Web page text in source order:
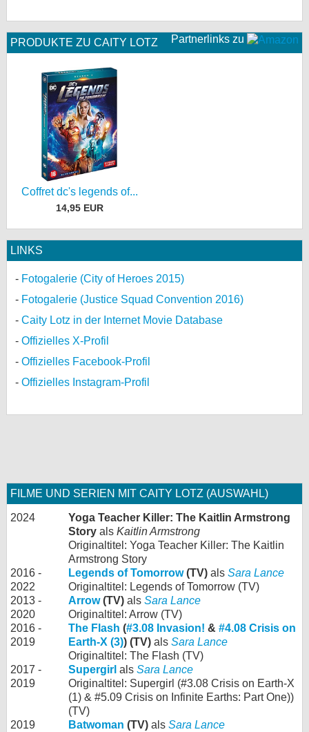
Partnerlinks zu
PRODUKTE ZU CAITY LOTZ
Coffret dc's legends of...
14,95 EUR
LINKS
Fotogalerie (City of Heroes 2015)
Fotogalerie (Justice Squad Convention 2016)
Caity Lotz in der Internet Movie Database
Offizielles X-Profil
Offizielles Facebook-Profil
Offizielles Instagram-Profil
FILME UND SERIEN MIT CAITY LOTZ (AUSWAHL)
2024
Yoga Teacher Killer: The Kaitlin Armstrong
Story als Kaitlin Armstrong
Originaltitel: Yoga Teacher Killer: The Kaitlin
Armstrong Story
2016 -
2022
Legends of Tomorrow(TV) als Sara Lance
Originaltitel: Legends of Tomorrow (TV)
2013 -
2020
Arrow(TV) als Sara Lance
Originaltitel: Arrow (TV)
2016 -
2019
The Flash (#3.08 Invasion! & #4.08 Crisis on
Earth-X (3)) (TV) als Sara Lance
Originaltitel: The Flash (TV)
2017 -
2019
Supergirl als Sara Lance
Originaltitel: Supergirl (#3.08 Crisis on Earth-X
(1) & #5.09 Crisis on Infinite Earths: Part One))
(TV)
2019
Batwoman (TV) als Sara Lance